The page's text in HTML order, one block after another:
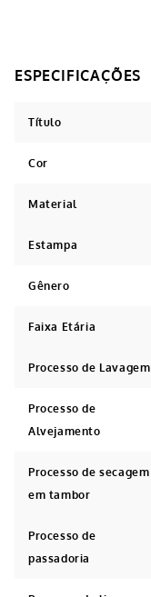
Título
Cor
Material
Estampa
Gênero
Faixa Etária
Processo de Lavagem
Processo de
Alvejamento
Processo de secagem
em tambor
Processo de
passadoria